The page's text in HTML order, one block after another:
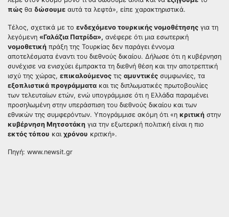
πώς θα δώσουμε αυτά τα λεφτά», είπε χαρακτηριστικά.
Τέλος, σχετικά με το ενδεχόμενο τουρκικής νομοθέτησης για τη
λεγόμενη «Γαλάζια Πατρίδα», ανέφερε ότι μια εσωτερική
νομοθετική πράξη της Τουρκίας δεν παράγει έννομα
αποτελέσματα έναντι του διεθνούς δικαίου. Δήλωσε ότι η κυβέρνηση
συνέχισε να ενισχύει έμπρακτα τη διεθνή θέση και την αποτρεπτική
ισχύ της χώρας, επικαλούμενος τις αμυντικές συμφωνίες, τα
εξοπλιστικά προγράμματα και τις διπλωματικές πρωτοβουλίες
των τελευταίων ετών, ενώ υπογράμμισε ότι η Ελλάδα παραμένει
προσηλωμένη στην υπεράσπιση του διεθνούς δικαίου και των
εθνικών της συμφερόντων. Υπογράμμισε ακόμη ότι «η κριτική στην
κυβέρνηση Μητσοτάκη για την εξωτερική πολιτική είναι η πιο
εκτός τόπου και χρόνου κριτική».
Πηγή: www.newsit.gr